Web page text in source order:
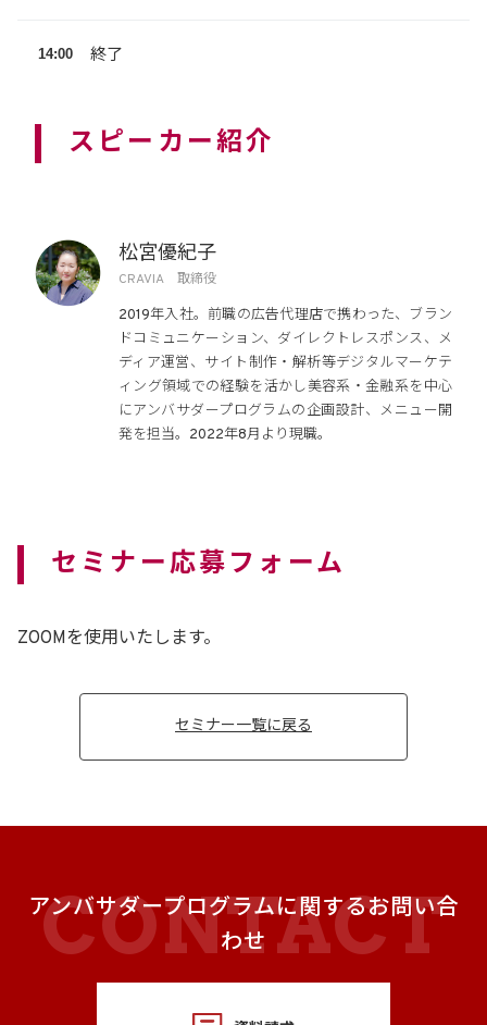
14:00 終了
スピーカー紹介
松宮優紀子
CRAVIA 取締役
2019年入社。前職の広告代理店で携わった、ブラン
ドコミュニケーション、ダイレクトレスポンス、メ
ディア運営、サイト制作・解析等デジタルマーケテ
ィング領域での経験を活かし美容系・金融系を中心
にアンバサダープログラムの企画設計、メニュー開
発を担当。2022年8月より現職。
セミナー応募フォーム
ZOOMを使用いたします。
セミナー一覧に戻る
アンバサダープログラムに関するお問い合
わせ